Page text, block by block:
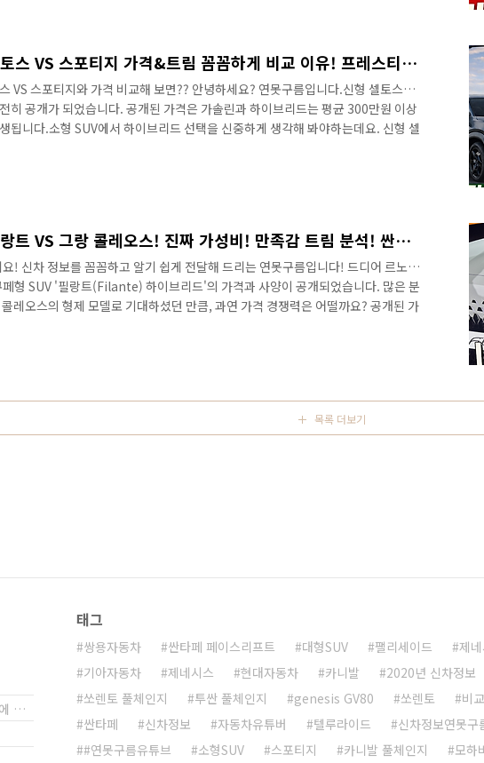
신형 셀토스 VS 스포티지 가격&트림 꼼꼼하게 비교 이유! 프레스티지라면...스포티지 구입해야 하는 이유! #하이브리드 #KIA #seltos #SPORTAGE #hybrid
VS 스포티지와 가격 비교해 보면?? 안녕하세요? 연못구름입니다.신형 셀토스의
히 공개가 되었습니다. 공개된 가격은 가솔린과 하이브리드는 평균 300만원 이상
됩니다.소형 SUV에서 하이브리드 선택을 신중하게 생각해 봐야하는데요. 신형 셀
입한다면 신형 셀토스 VS 스포티지 트림에 따라서 예상보다 가격 차이가 덜 발생될
르노 필랑트 VS 그랑 콜레오스! 진짜 가성비! 만족감 트림 분석! 싼타페 쏘렌토 팰리세이드 보다 좋은 이유!
! 신차 정보를 꼼꼼하고 알기 쉽게 전달해 드리는 연못구름입니다! 드디어 르노의
페형 SUV '필랑트(Filante) 하이브리드'의 가격과 사양이 공개되었습니다. 많은 분
레오스의 형제 모델로 기대하셨던 만큼, 과연 가격 경쟁력은 어떨까요? 공개된 가
비일지, 제가 딱 정해드리겠습니다. 그리고 그랑 콜레오스를 함께 고민하시는 분
가 기준입니다. 기본 트림인 '테크노'는 ..
목록 더보기
생물 분양을 원하시는 분께서는 방명록에 비밀글⋯
태그
쌍용자동차 싼타페 페이스리프트 대형SUV 팰리세이드
제
기아자동차
제네시스 현대자동차 카니발 2020년 신차정보
쏘렌토 풀체인지
투싼 풀체인지 genesis GV80 쏘렌토 비
싼타페
신차정보 자동차유튜버 텔루라이드 신차정보연못구
#연못구름유튜브
소형SUV 스포티지 카니발 풀체인지 모하